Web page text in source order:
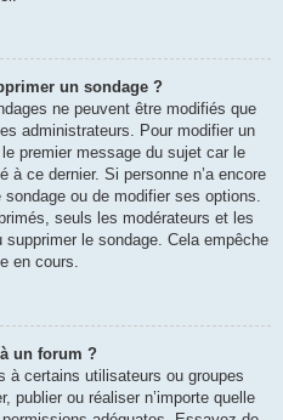
un sondage ?
ne peuvent être modifiés que
administrateurs. Pour modifier un
premier message du sujet car le
à ce dernier. Si personne n’a encore
ou de modifier ses options.
seuls les modérateurs et les
le sondage. Cela empêche
en cours.
un forum ?
à certains utilisateurs ou groupes
publier ou réaliser n’importe quelle